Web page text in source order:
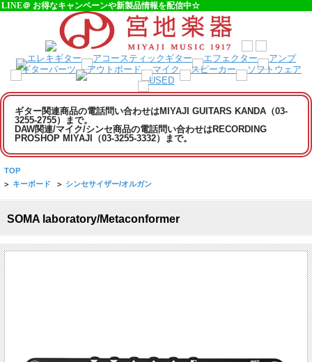
LINE＠ お得なキャンペーンや新製品情報を配信中☆
ギター関連商品の電話問い合わせはMIYAJI GUITARS KANDA（03-
3255-2755）まで。
DAW関連/マイク/シンセ商品の電話問い合わせはRECORDING
PROSHOP MIYAJI（03-3255-3332）まで。
TOP
> キーボード > シンセサイザー/オルガン
SOMA laboratory/Metaconformer